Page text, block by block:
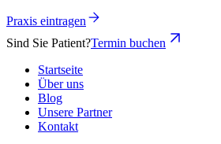
Praxis eintragen
Sind Sie Patient?Termin buchen
Startseite
Über uns
Blog
Unsere Partner
Kontakt